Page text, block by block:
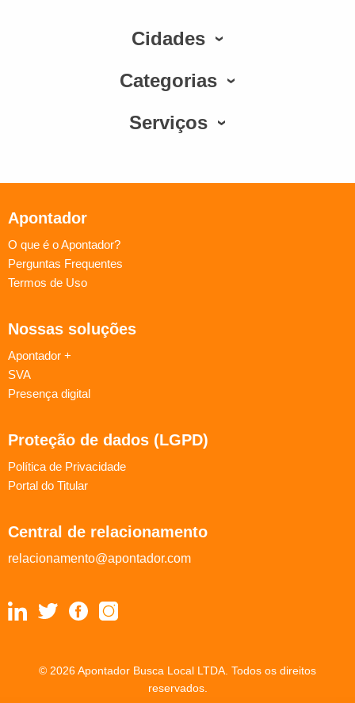
Cidades
Categorias
Serviços
Apontador
O que é o Apontador?
Perguntas Frequentes
Termos de Uso
Nossas soluções
Apontador +
SVA
Presença digital
Proteção de dados (LGPD)
Política de Privacidade
Portal do Titular
Central de relacionamento
relacionamento@apontador.com
© 2026 Apontador Busca Local LTDA. Todos os direitos
reservados.